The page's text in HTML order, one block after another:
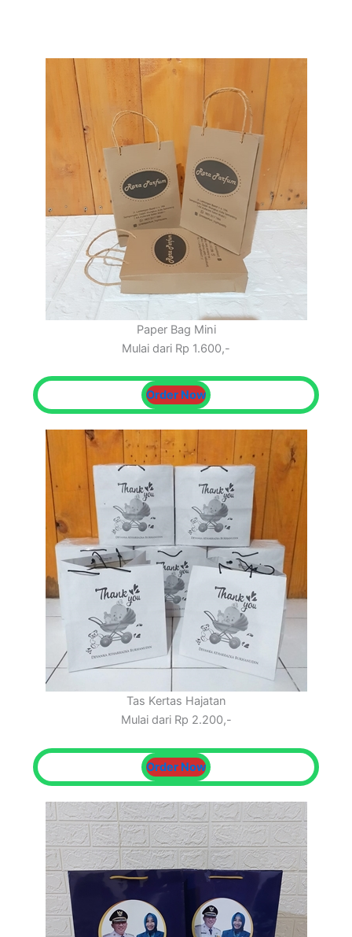
Paper Bag Mini
Mulai dari Rp 1.600,-
Order Now
Tas Kertas Hajatan
Mulai dari Rp 2.200,-
Order Now